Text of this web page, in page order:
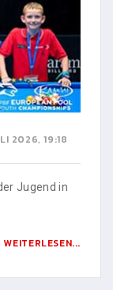
2026, 19:18
Jugend in
WEITERLESEN...